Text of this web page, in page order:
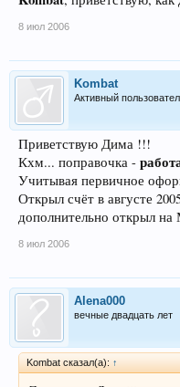
8 июл 2006
Kombat
Активный
Приветствую Дима !!!
Кхм... поправочка -
Учитывая первичное
Открыл счёт в августе
дополнительно открыл
8 июл 2006
Alena000
вечные двадцать лет
Kombat сказал(а): ↑